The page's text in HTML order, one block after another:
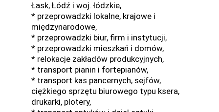
Łask, Łódź i woj. łódzkie,
* przeprowadzki lokalne, krajowe i
międzynarodowe,
* przeprowadzki biur, firm i instytucji,
* przeprowadzki mieszkań i domów,
* relokacje zakładów produkcyjnych,
* transport pianin i fortepianów,
* transport kas pancernych, sejfów,
ciężkiego sprzętu biurowego typu ksera,
drukarki, plotery,